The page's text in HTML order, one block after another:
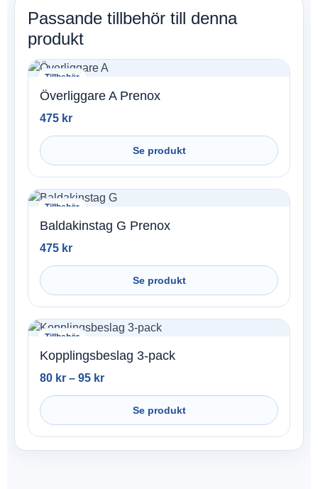
Passande tillbehör till denna
produkt
Tillbehör
Överliggare A Prenox
475 kr
Se produkt
Tillbehör
Baldakinstag G Prenox
475 kr
Se produkt
Tillbehör
Kopplingsbeslag 3-pack
80 kr – 95 kr
Se produkt